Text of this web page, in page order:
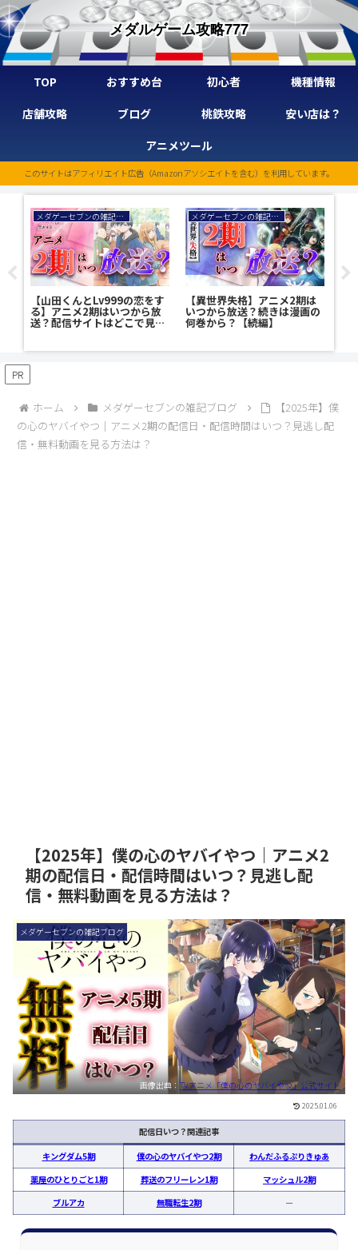
メダルゲーム攻略777
TOP おすすめ台 初心者
機種情報
店舗攻略
ブログ 桃鉄攻略
安い店は？
アニメツール
このサイトはアフィリエイト広告（Amazonアソシエイトを含む）を利用しています。
メダゲーセブンの雑記ブログ
【山田くんとLv999の恋をす
る】アニメ2期はいつから放
送？配信サイトはどこで見れ
メダゲーセブンの雑記ブログ
【異世界失格】アニメ2期は
いつから放送？続きは漫画の
何巻から？【続編】
PR
ホーム メダゲーセブンの雑記ブログ
【2025年】僕
の心のヤバイやつ｜アニメ2期の配信日・配信時間はいつ？見逃し配
信・無料動画を見る方法は？
【2025年】僕の心のヤバイやつ｜アニメ2
期の配信日・配信時間はいつ？見逃し配
信・無料動画を見る方法は？
メダゲーセブンの雑記ブログ
画像出典： TVアニメ「僕の心のヤバイやつ」公式サイト
2025.01.06
配信日いつ？関連記事
キングダム5期 僕の心のヤバイやつ2期
わんだふるぷりきゅあ
薬屋のひとりごと1期
葬送のフリーレン1期
マッシュル2期
ブルアカ
無職転生2期 ー